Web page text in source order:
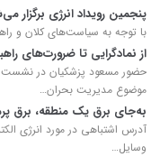
نخستین
ماهنامه
تخصصی
مهندسی
برق
ایران
پنجمین رویداد انرژی برگزار
با توجه به سیاست‌های کلان و
از نمادگرایی تا ضرورت‌های
حضور مسعود پزشکیان در
موضوع مدیریت بحران…
به‌جای برق یک منطقه، برق
آدرس اشتباهی در مورد انرژی
وسایل…